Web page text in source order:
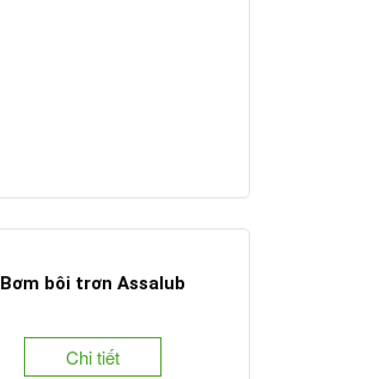
Bơm bôi trơn Assalub
Chi tiết